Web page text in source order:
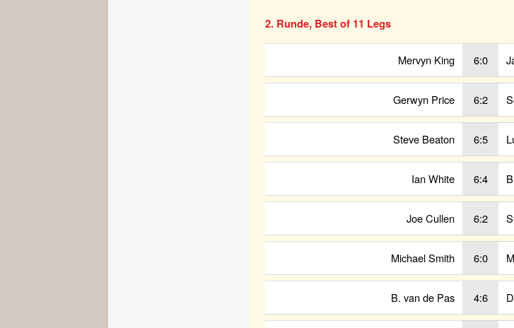
2. Runde, Best of 11 Legs
Mervyn King 6:0
Gerwyn Price 6:2
Steve Beaton 6:5
Ian White 6:4
Joe Cullen 6:2
Michael Smith 6:0
B. van de Pas 4:6